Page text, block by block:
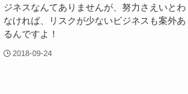
ジネスなんてありませんが、努力さえいとわ
なければ、リスクが少ないビジネスも案外あ
るんですよ！
2018-09-24